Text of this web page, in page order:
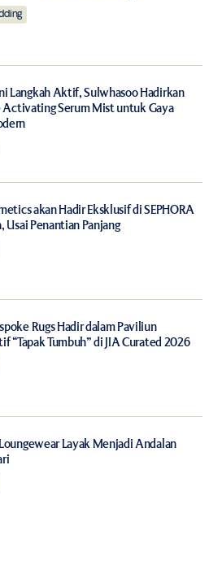
and website in this browser for
by email.
Langkah Aktif, Sulwhasoo Hadirkan
Activating Serum Mist untuk Gaya
akan Hadir Eksklusif di SEPHORA
Usai Penantian Panjang
Rugs Hadir dalam Paviliun
“Tapak Tumbuh” di JIA Curated 2026
Layak Menjadi Andalan